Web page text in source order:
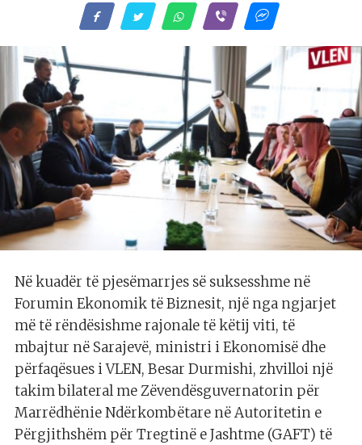
Në kuadër të pjesëmarrjes së suksesshme në
Forumin Ekonomik të Biznesit, një nga ngjarjet
më të rëndësishme rajonale të këtij viti, të
mbajtur në Sarajevë, ministri i Ekonomisë dhe
përfaqësues i VLEN, Besar Durmishi, zhvilloi një
takim bilateral me Zëvendësguvernatorin për
Marrëdhënie Ndërkombëtare në Autoritetin e
Përgjithshëm për Tregtinë e Jashtme (GAFT) të